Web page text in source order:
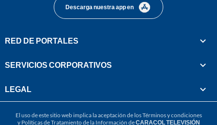
Descarga nuestra app en
RED DE PORTALES
SERVICIOS CORPORATIVOS
LEGAL
El uso de este sitio web implica la aceptación de losTérminos y condiciones
y Políticas de Tratamiento de la Información deCARACOL TELEVISIÓN